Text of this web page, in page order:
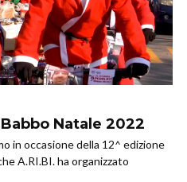
Natale 2022
in occasione della 12^ edizione
A.RI.BI. ha organizzato